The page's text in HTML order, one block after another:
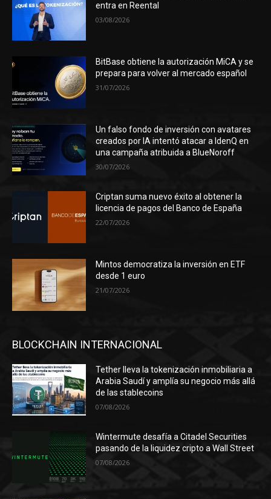
entra en Reental
03/08/2026
BitBase obtiene la autorización MiCA y se
prepara para volver al mercado español
31/07/2026
Un falso fondo de inversión con avatares
creados por IA intentó atacar a IdenQ en
una campaña atribuida a BlueNoroff
30/07/2026
Criptan suma nuevo éxito al obtener la
licencia de pagos del Banco de España
22/07/2026
Mintos democratiza la inversión en ETF
desde 1 euro
21/07/2026
BLOCKCHAIN INTERNACIONAL
Tether lleva la tokenización inmobiliaria a
Arabia Saudí y amplía su negocio más allá
de las stablecoins
07/08/2026
Wintermute desafía a Citadel Securities
pasando de la liquidez cripto a Wall Street
07/08/2026